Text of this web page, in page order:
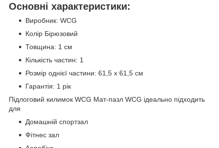
Основні характеристики:
Виробник: WCG
Колір Бірюзовий
Товщина: 1 см
Кількість частин: 1
Розмір однієї частини: 61,5 х 61,5 см
Гарантія: 1 рік
Підлоговий килимок WCG Мат-пазл WCG ідеально підходить
для
Домашній спортзал
Фітнес зал